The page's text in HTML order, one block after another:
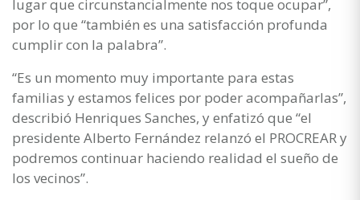
lugar que circunstancialmente nos toque ocupar”,
por lo que “también es una satisfacción profunda
cumplir con la palabra”.
“Es un momento muy importante para estas
familias y estamos felices por poder acompañarlas”,
describió Henriques Sanches, y enfatizó que “el
presidente Alberto Fernández relanzó el PROCREAR y
podremos continuar haciendo realidad el sueño de
los vecinos”.